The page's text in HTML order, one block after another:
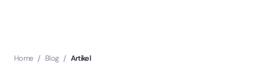
Home / Blog / Artikel